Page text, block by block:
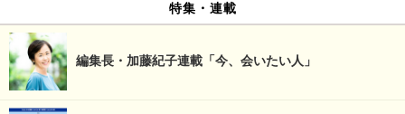
特集・連載
編集長・加藤紀子連載「今、会いたい人」